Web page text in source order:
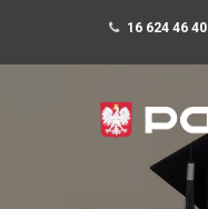
16 624 46 40